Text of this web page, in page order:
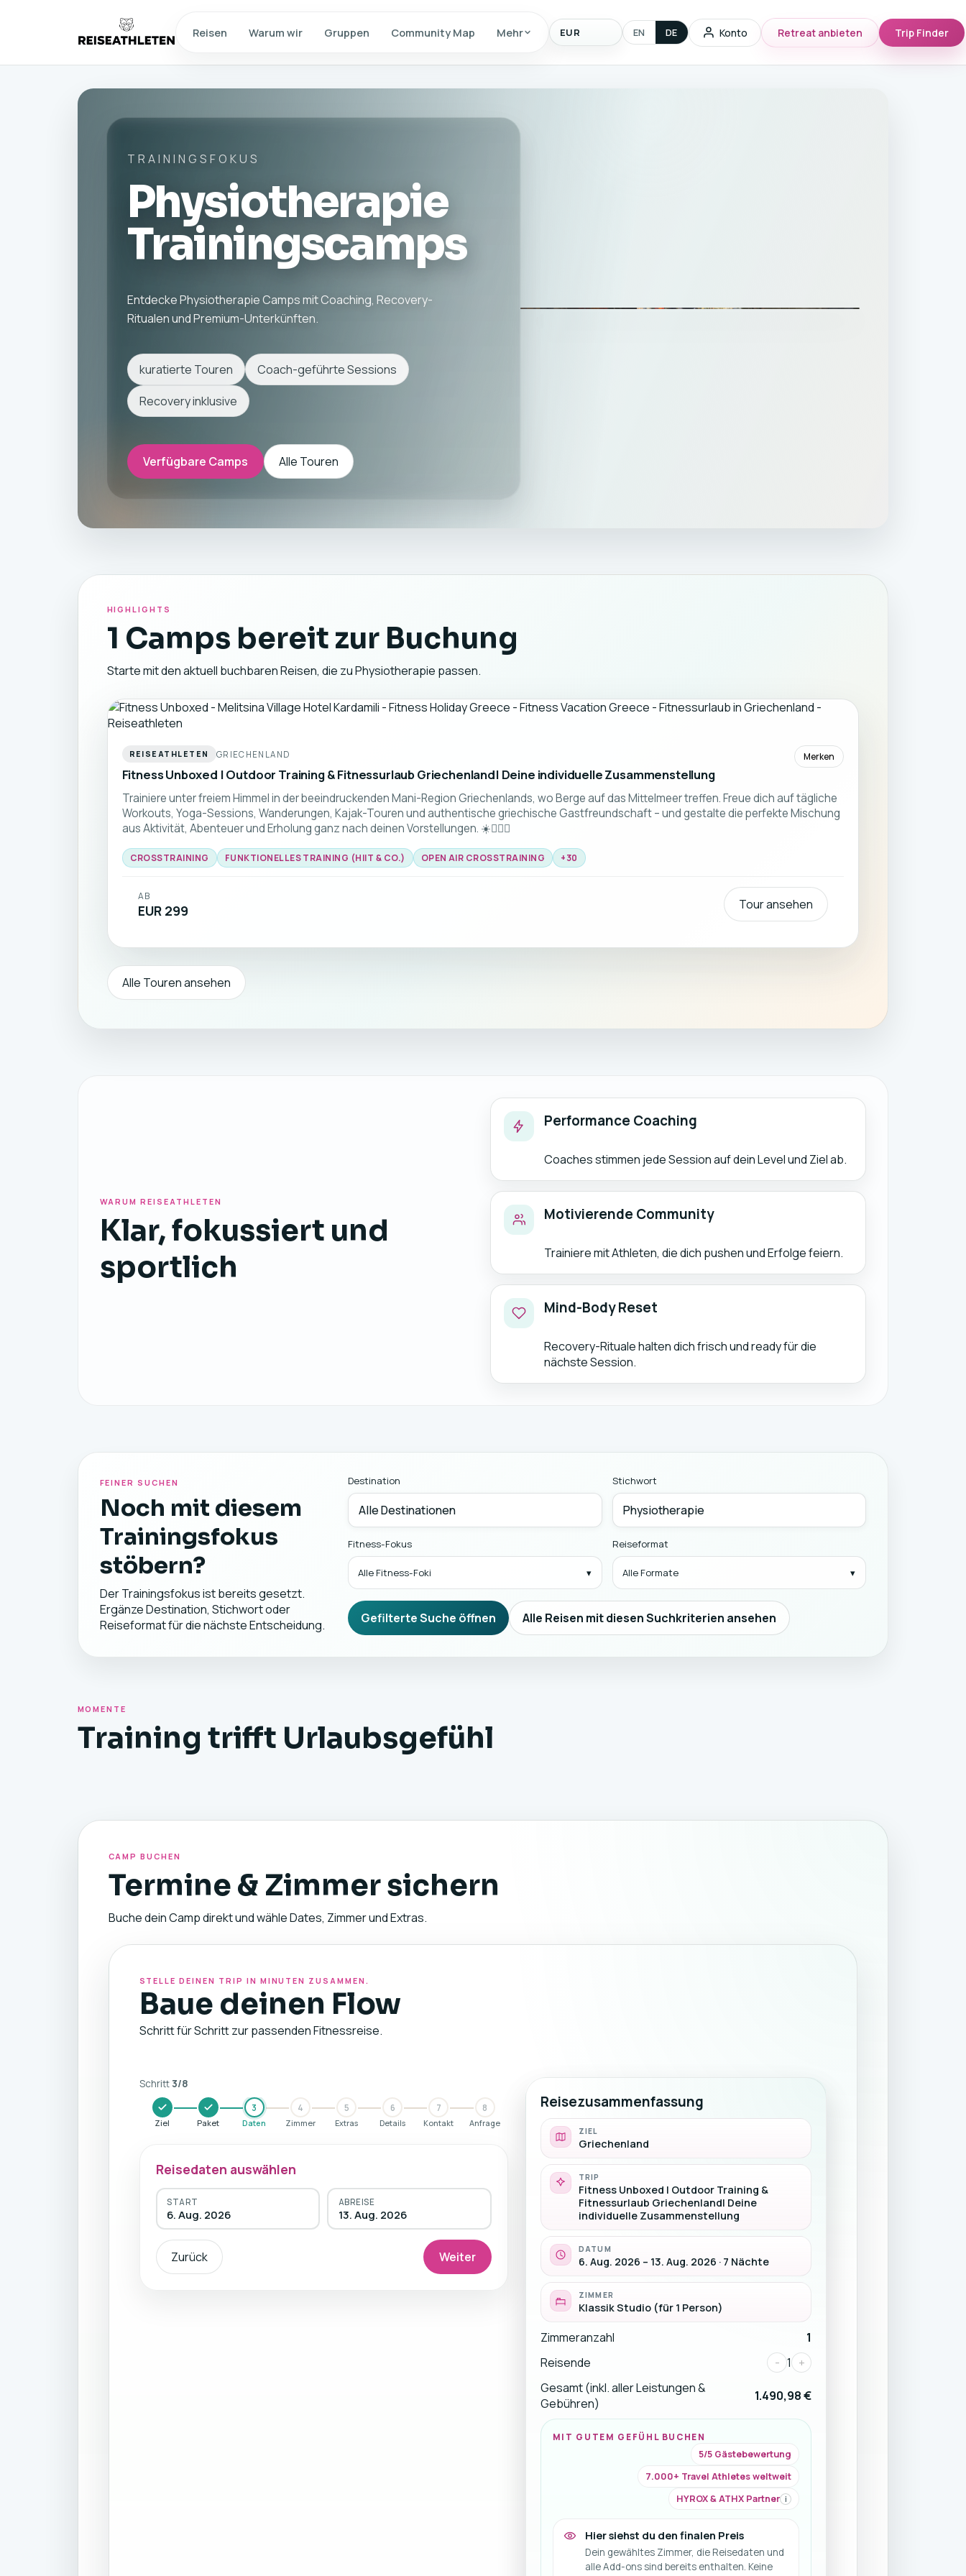
Reisen Warum wir Gruppen Community Map Mehr Anzeigewaehrung
EN DE Konto Retreat anbieten Trip Finder
TRAININGSFOKUS
Physiotherapie
Trainingscamps
Entdecke Physiotherapie Camps mit Coaching, Recovery-
Ritualen und Premium-Unterkünften.
kuratierte Touren
Coach-geführte Sessions
Recovery inklusive
Verfügbare Camps Alle Touren
HIGHLIGHTS
1 Camps bereit zur Buchung
Starte mit den aktuell buchbaren Reisen, die zu Physiotherapie passen.
REISEATHLETEN GRIECHENLAND
Fitness Unboxed | Outdoor Training & Fitnessurlaub Griechenland| Deine individuelle Zusammenstellung
Merken
Trainiere unter freiem Himmel in der beeindruckenden Mani-Region Griechenlands, wo Berge auf das Mittelmeer treffen. Freue dich auf tägliche
Workouts, Yoga-Sessions, Wanderungen, Kajak-Touren und authentische griechische Gastfreundschaft – und gestalte die perfekte Mischung
aus Aktivität, Abenteuer und Erholung ganz nach deinen Vorstellungen. ☀️🏋️‍♂️🌊
CROSSTRAINING FUNKTIONELLES TRAINING (HIIT & CO.) OPEN AIR CROSSTRAINING +30
AB
EUR 299 Tour ansehen
Alle Touren ansehen
WARUM REISEATHLETEN
Klar, fokussiert und
sportlich
Performance Coaching
Coaches stimmen jede Session auf dein Level und Ziel ab.
Motivierende Community
Trainiere mit Athleten, die dich pushen und Erfolge feiern.
Mind-Body Reset
Recovery-Rituale halten dich frisch und ready für die
nächste Session.
FEINER SUCHEN
Noch mit diesem
Trainingsfokus
stöbern?
Der Trainingsfokus ist bereits gesetzt.
Ergänze Destination, Stichwort oder
Reiseformat für die nächste Entscheidung.
Destination Stichwort
Fitness-Fokus
Alle Fitness-Foki
Reiseformat
Alle Formate
Gefilterte Suche öffnen Alle Reisen mit diesen Suchkriterien ansehen
MOMENTE
Training trifft Urlaubsgefühl
CAMP BUCHEN
Termine & Zimmer sichern
Buche dein Camp direkt und wähle Dates, Zimmer und Extras.
STELLE DEINEN TRIP IN MINUTEN ZUSAMMEN.
Baue deinen Flow
Schritt für Schritt zur passenden Fitnessreise.
Schritt3/8
Ziel Paket
3
Daten
4
Zimmer
5
Extras
6
Details
7
Kontakt
8
Anfrage
Reisedaten auswählen
START
6. Aug. 2026
ABREISE
13. Aug. 2026
Zurück Weiter
Reisezusammenfassung
ZIEL
Griechenland
TRIP
Fitness Unboxed | Outdoor Training &
Fitnessurlaub Griechenland| Deine
individuelle Zusammenstellung
DATUM
6. Aug. 2026 – 13. Aug. 2026 · 7 Nächte
ZIMMER
Klassik Studio (für 1 Person)
Zimmeranzahl
1
Reisende
- 1 +
Gesamt (inkl. aller Leistungen &
Gebühren)
1.490,98 €
MIT GUTEM GEFÜHL BUCHEN
5/5 Gästebewertung
7.000+ Travel Athletes weltweit
HYROX & ATHX Partner i
Hier siehst du den finalen Preis
Dein gewähltes Zimmer, die Reisedaten und
alle Add-ons sind bereits enthalten. Keine